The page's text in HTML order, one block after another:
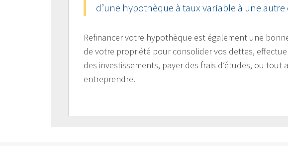
d’une hypothèque à taux variable à une
Refinancer votre hypothèque est également une
de votre propriété pour consolider vos dettes,
des investissements, payer des frais d’études, ou
entreprendre.